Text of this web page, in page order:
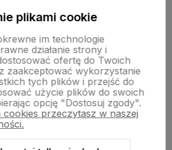
plikami cookie
im technologie
działanie strony i
ofertę do Twoich
zaakceptować wykorzystanie
tych plików i przejść do
użycie plików do swoich
opcję "Dostosuj zgody".
cookies przeczytasz w naszej